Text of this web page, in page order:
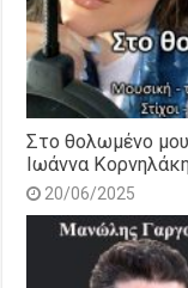
Στο θολωμένο
Ιωάννα
20/06/2025